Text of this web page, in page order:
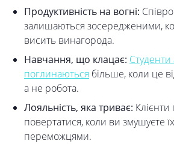
Продуктивність на вогні:
залишаються зосередженими,
висить винагорода.
Навчання, що клацає: Студенти
поглинаються більше, коли це
а не робота.
Лояльність, яка триває:
повертатися, коли ви змушуєте
переможцями.